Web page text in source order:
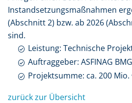
Instandsetzungsmaßnahmen
(Abschnitt 2) bzw. ab 2026
sind.
Leistung: Technische
Auftraggeber: ASFINAG BMG
Projektsumme: ca. 200 Mio.
zurück zur Übersicht